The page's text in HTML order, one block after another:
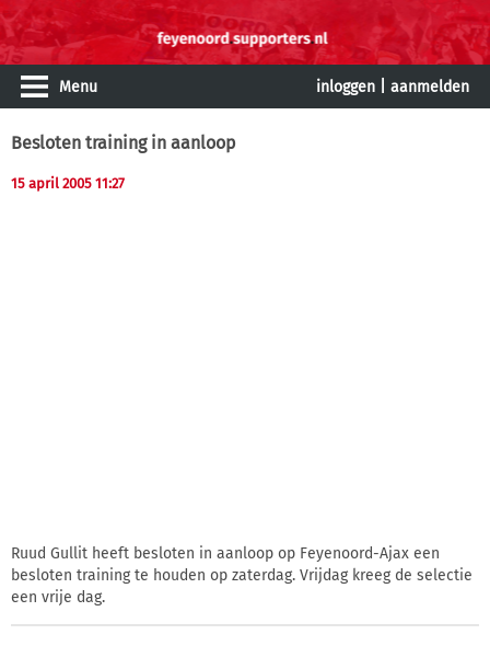
Menu inloggen aanmelden
Besloten training in aanloop
15 april 2005 11:27
Ruud Gullit heeft besloten in aanloop op Feyenoord-Ajax een
besloten training te houden op zaterdag. Vrijdag kreeg de selectie
een vrije dag.